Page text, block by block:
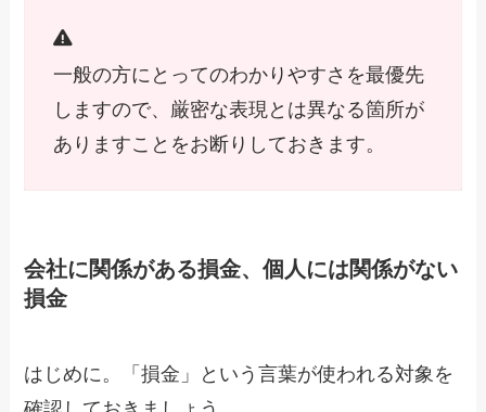
一般の方にとってのわかりやすさを最優先
しますので、厳密な表現とは異なる箇所が
ありますことをお断りしておきます。
会社に関係がある損金、個人には関係がない
損金
はじめに。「損金」という言葉が使われる対象を